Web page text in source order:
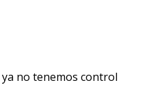
no tenemos control